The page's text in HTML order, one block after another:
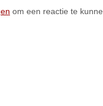
om een reactie te